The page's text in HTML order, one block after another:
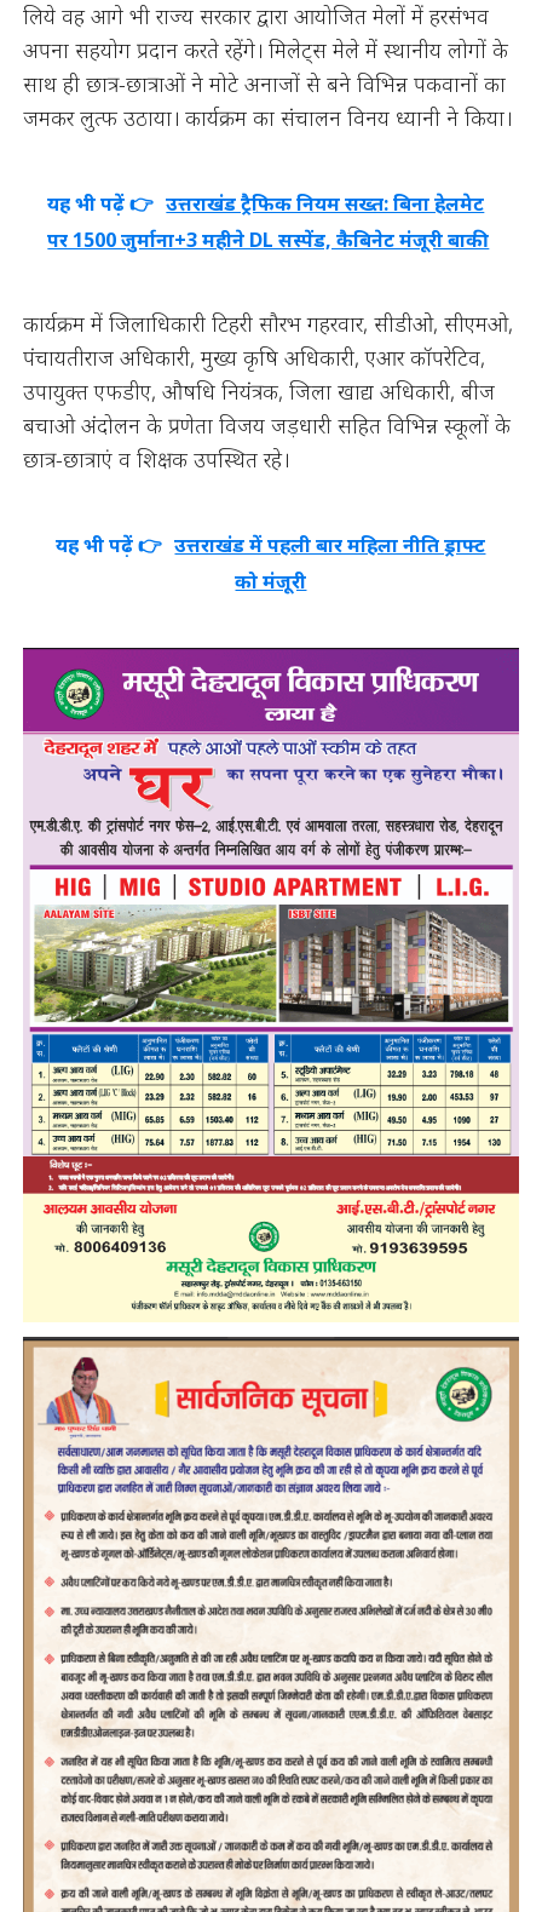
लिये वह आगे भी राज्य सरकार द्वारा आयोजित मेलों में हरसंभव
अपना सहयोग प्रदान करते रहेंगे। मिलेट्स मेले में स्थानीय लोगों के
साथ ही छात्र-छात्राओं ने मोटे अनाजों से बने विभिन्न पकवानों का
जमकर लुत्फ उठाया। कार्यक्रम का संचालन विनय ध्यानी ने किया।
यह भी पढ़ें 👉 उत्तराखंड ट्रैफिक नियम सख्त: बिना हेलमेट
पर 1500 जुर्माना+3 महीने DL सस्पेंड, कैबिनेट मंजूरी बाकी
कार्यक्रम में जिलाधिकारी टिहरी सौरभ गहरवार, सीडीओ, सीएमओ,
पंचायतीराज अधिकारी, मुख्य कृषि अधिकारी, एआर कॉपरेटिव,
उपायुक्त एफडीए, औषधि नियंत्रक, जिला खाद्य अधिकारी, बीज
बचाओ अंदोलन के प्रणेता विजय जड़धारी सहित विभिन्न स्कूलों के
छात्र-छात्राएं व शिक्षक उपस्थित रहे।
यह भी पढ़ें 👉 उत्तराखंड में पहली बार महिला नीति ड्राफ्ट
को मंजूरी